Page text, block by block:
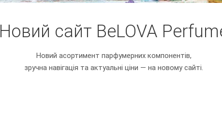
Новий сайт BeLOVA
Новий асортимент парфумерних компонентів,
зручна навігація та актуальні ціни — на новому сайті.